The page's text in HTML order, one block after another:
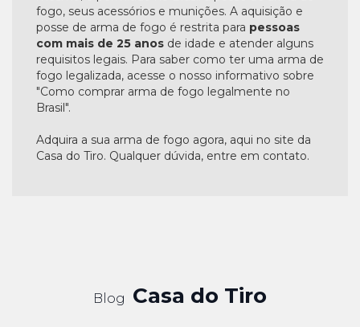
fogo, seus acessórios e munições. A aquisição e
posse de arma de fogo é restrita para pessoas
com mais de 25 anos de idade e atender alguns
requisitos legais. Para saber como ter uma arma de
fogo legalizada, acesse o nosso informativo sobre
"Como comprar arma de fogo legalmente no
Brasil".
Adquira a sua arma de fogo agora, aqui no site da
Casa do Tiro. Qualquer dúvida, entre em contato.
Blog Casa do Tiro